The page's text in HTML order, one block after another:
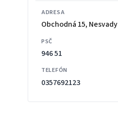
ADRESA
Obchodná 15, Nesvady
PSČ
946 51
TELEFÓN
0357692123